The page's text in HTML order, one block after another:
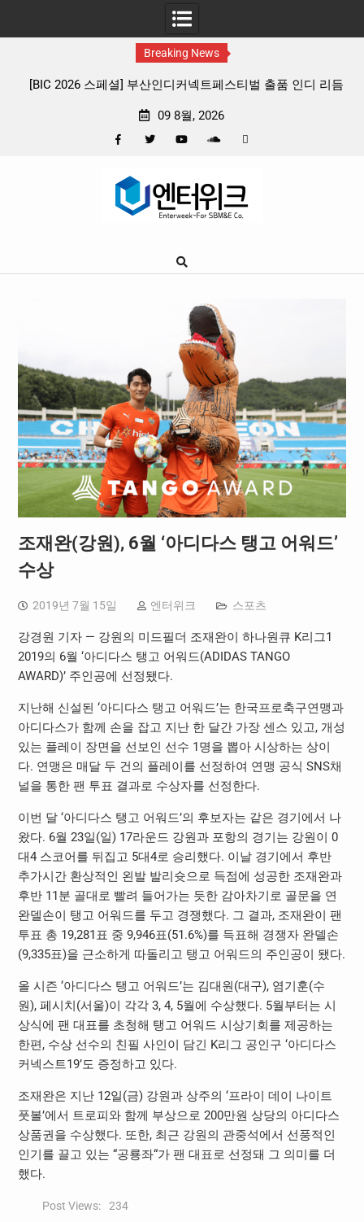
Breaking News
티벌 출품 인디 리듬
판타지 케이팝 애니메이션 ‘고스트밴드’ 8
09 8월, 2026
Google
조재완(강원), 6월 ‘아디다스 탱고 어워드’
수상
2019년 7월 15일 엔터위크 스포츠
강경원 기자 — 강원의 미드필더 조재완이 하나원큐 K리그1
2019의 6월 ‘아디다스 탱고 어워드(ADIDAS TANGO
AWARD)’ 주인공에 선정됐다.
지난해 신설된 ‘아디다스 탱고 어워드’는 한국프로축구연맹과
아디다스가 함께 손을 잡고 지난 한 달간 가장 센스 있고, 개성
있는 플레이 장면을 선보인 선수 1 명을 뽑아 시상하는 상이
다. 연맹은 매달 두 건의 플레이를 선정하여 연맹 공식 SNS채
널을 통한 팬 투표 결과로 수상자를 선정한다.
이번 달 ‘아디다스 탱고 어워드’의 후보자는 같은 경기에서 나
왔다. 6월 23일(일) 17라운드 강원과 포항의 경기는 강원이 0
대4 스코어를 뒤집고 5대4로 승리했다. 이날 경기에서 후반
추가시간 환상적인 왼발 발리슛으로 득점에 성공한 조재완과
후반 11 분 골대로 빨려 들어가는 듯한 감아차기로 골문을 연
완델손이 탱고 어워드를 두고 경쟁했다. 그 결과, 조재완이 팬
투표 총 19,281 표 중 9,946표(51.6%)를 득표해 경쟁자 완델손
(9,335표)을 근소하게 따돌리고 탱고 어워드의 주인공이 됐다.
올 시즌 ‘아디다스 탱고 어워드’는 김대원(대구), 염기훈(수
원), 페시치 (서울)이 각각 3, 4, 5월에 수상했다. 5월부터는 시
상식에 팬 대표를 초청해 탱고 어워드 시상기회를 제공하는
한편, 수상 선수의 친필 사인이 담긴 K리그 공인구 ‘아디다스
커넥스트19’도 증정하고 있다.
조재완은 지난 12일(금) 강원과 상주의 ‘프라이 데이 나이트
풋볼’에서 트로피와 함께 부상으로 200만원 상당의 아디다스
상품권을 수상했다. 또한, 최근 강원의 관중석에서 선풍적인
인기를 끌고 있는 “공룡좌“가 팬 대표로 선정돼 그 의미를 더
했다.
Post Views: 234